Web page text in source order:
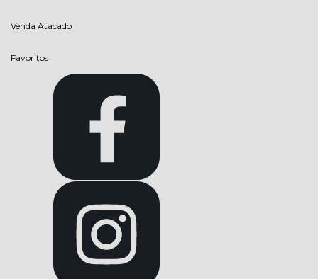
Venda Atacado
Favoritos